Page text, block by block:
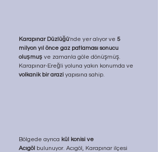
Karapınar Düzlüğü'nde yer alıyor ve 5
milyon yıl önce gaz patlaması sonucu
oluşmuş ve zamanla göle dönüşmüş.
Karapınar-Ereğli yoluna yakın konumda ve
volkanik bir arazi yapısına sahip.
Bölgede ayrıca kül konisi ve
Acıgöl bulunuyor. Acıgöl, Karapınar ilçesi